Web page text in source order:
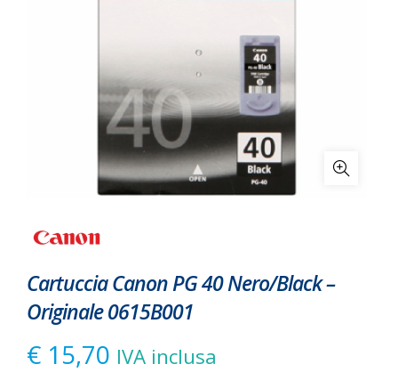
Cartuccia Canon PG 40 Nero/Black –
Originale 0615B001
€ 15,70 IVA inclusa